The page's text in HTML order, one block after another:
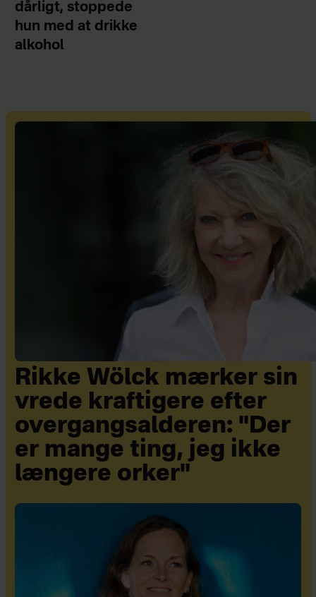
dårligt, stoppede
hun med at drikke
alkohol
Rikke Wölck mærker sin
vrede kraftigere efter
overgangsalderen: "Der
er mange ting, jeg ikke
længere orker"